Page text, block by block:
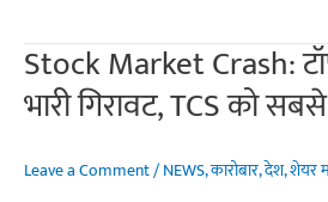
Today:
लाल
निशान
बाजार
Stock Market Crash:
भारी गिरावट, TCS को
Leave a Comment/NEWS,कारोबार,देश,शेयर